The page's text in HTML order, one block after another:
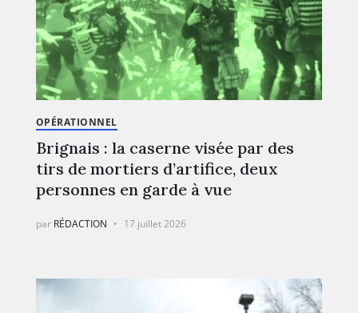
OPÉRATIONNEL
Brignais : la caserne visée par des
tirs de mortiers d’artifice, deux
personnes en garde à vue
par RÉDACTION 17 juillet 2026